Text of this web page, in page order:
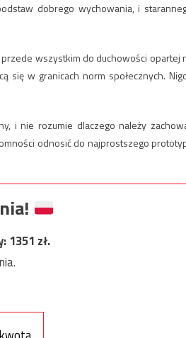
dobrego wychowania, i
wszystkim do duchowości opartej
się w granicach norm społecznych.
i nie rozumie dlaczego należy
odnosić do najprostszego
1351 zł.